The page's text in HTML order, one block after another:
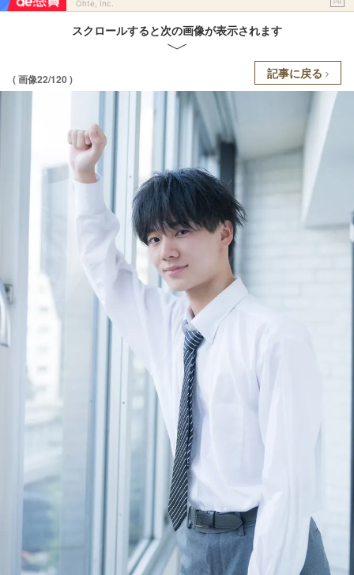
Ohte, Inc.
スクロールすると次の画像が表示されます
( 画像22/120 ) 記事に戻る